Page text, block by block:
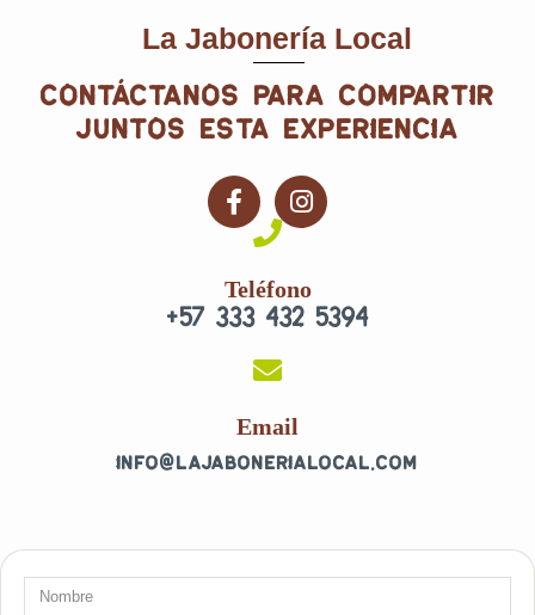
La Jabonería Local
contáctanos para compartir
juntos esta experiencia
F
a
b
o
f
I
n
a
g
Teléfono
+57 333 432 5394
Email
info@lajabonerialocal.com
Nombre